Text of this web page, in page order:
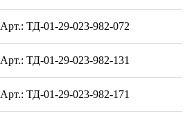
ТД-01-29-023-982-072
ТД-01-29-023-982-131
ТД-01-29-023-982-171